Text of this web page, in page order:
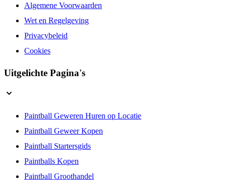
Algemene Voorwaarden
Wet en Regelgeving
Privacybeleid
Cookies
Uitgelichte Pagina's
Paintball Geweren Huren op Locatie
Paintball Geweer Kopen
Paintball Startersgids
Paintballs Kopen
Paintball Groothandel